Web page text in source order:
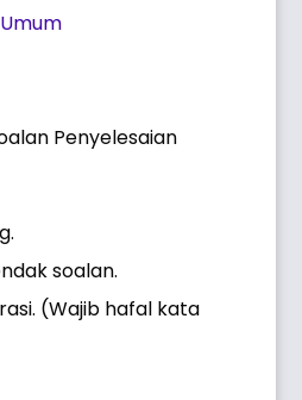
Penyelesaian
soalan.
(Wajib hafal kata